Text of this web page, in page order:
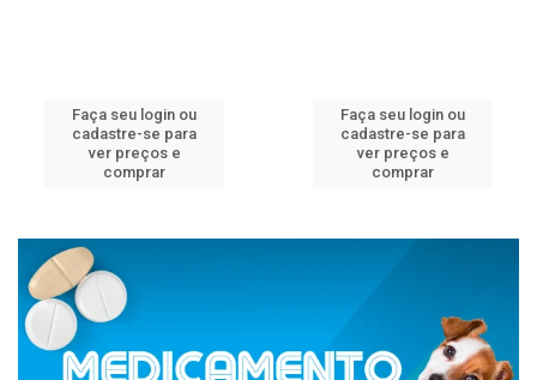
Faça seu login ou
cadastre-se para
ver preços e
comprar
Faça seu login ou
cadastre-se para
ver preços e
comprar